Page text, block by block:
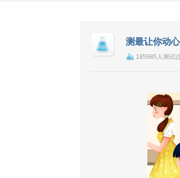
测最让你动
185985人测试